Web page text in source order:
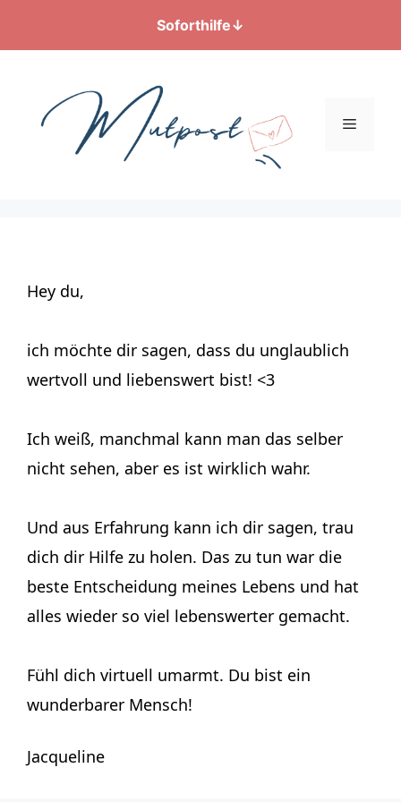
Soforthilfe↓
springen
Menü
Hey du,
ich möchte dir sagen, dass du unglaublich
wertvoll und liebenswert bist! <3
Ich weiß, manchmal kann man das selber
nicht sehen, aber es ist wirklich wahr.
Und aus Erfahrung kann ich dir sagen, trau
dich dir Hilfe zu holen. Das zu tun war die
beste Entscheidung meines Lebens und hat
alles wieder so viel lebenswerter gemacht.
Fühl dich virtuell umarmt. Du bist ein
wunderbarer Mensch!
Jacqueline